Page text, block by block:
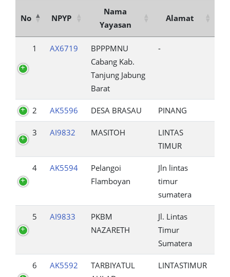
No NPYP
Nama
Yayasan
Alamat
1 AX6719
BPPPMNU
Cabang Kab.
Tanjung Jabung
Barat
-
2 AK5596 DESA BRASAU PINANG
3 AI9832 MASITOH
LINTAS
TIMUR
4 AK5594
Pelangoi
Flamboyan
Jln lintas
timur
sumatera
5 AI9833
PKBM
NAZARETH
Jl. Lintas
Timur
Sumatera
6 AK5592
TARBIYATUL
LINTASTIMUR